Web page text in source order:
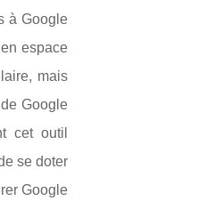
à Google
espace
mais
Google
cet outil
se doter
Google